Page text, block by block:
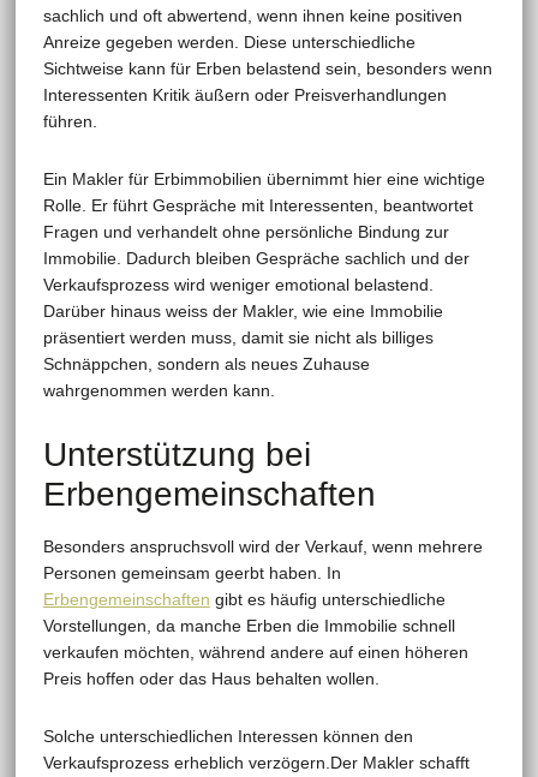
sachlich und oft abwertend, wenn ihnen keine positiven
Anreize gegeben werden. Diese unterschiedliche
Sichtweise kann für Erben belastend sein, besonders wenn
Interessenten Kritik äußern oder Preisverhandlungen
führen.
Ein Makler für Erbimmobilien übernimmt hier eine wichtige
Rolle. Er führt Gespräche mit Interessenten, beantwortet
Fragen und verhandelt ohne persönliche Bindung zur
Immobilie. Dadurch bleiben Gespräche sachlich und der
Verkaufsprozess wird weniger emotional belastend.
Darüber hinaus weiss der Makler, wie eine Immobilie
präsentiert werden muss, damit sie nicht als billiges
Schnäppchen, sondern als neues Zuhause
wahrgenommen werden kann.
Unterstützung bei
Erbengemeinschaften
Besonders anspruchsvoll wird der Verkauf, wenn mehrere
Personen gemeinsam geerbt haben. In
Erbengemeinschaften gibt es häufig unterschiedliche
Vorstellungen, da manche Erben die Immobilie schnell
verkaufen möchten, während andere auf einen höheren
Preis hoffen oder das Haus behalten wollen.
Solche unterschiedlichen Interessen können den
Verkaufsprozess erheblich verzögern.Der Makler schafft